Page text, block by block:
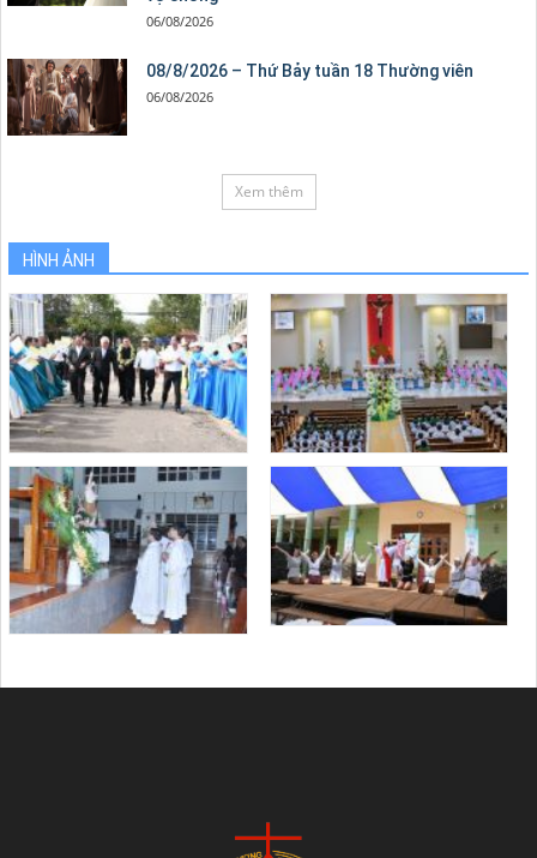
06/08/2026
08/8/2026 – Thứ Bảy tuần 18 Thường viên
06/08/2026
Xem thêm
HÌNH ẢNH